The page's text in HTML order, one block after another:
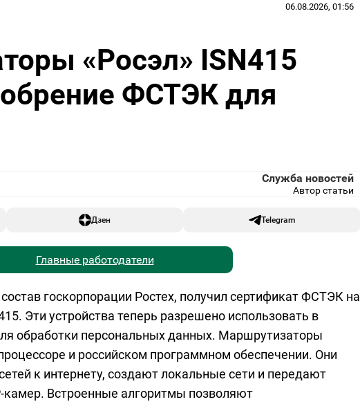
06.08.2026, 01:56
«Росэл» ISN415
ФСТЭК для
Служба новостей
Автор статьи
Дзен Telegram
Главные работодатели
госкорпорации Ростех, получил сертификат ФСТЭК на
Эти устройства теперь разрешено использовать в
обработки персональных данных. Маршрутизаторы
и российском программном обеспечении. Они
к интернету, создают локальные сети и передают
камер. Встроенные алгоритмы позволяют